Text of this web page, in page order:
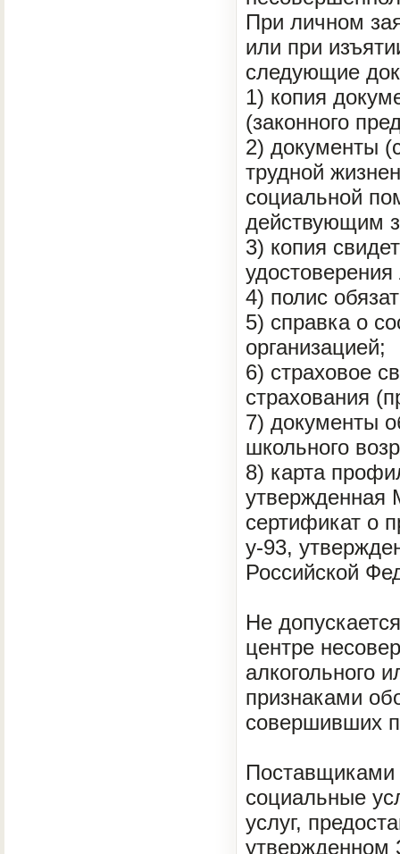
При личном
или при
следующие
1) копия
(законного
2) документы
трудной
социальной
действующим
3) копия
4) полис
5) справка о
организацией;
6) страховое
страхования
7) документы
школьного
8) карта
сертификат о
у-93,
Российской
Не
центре
алкогольного
признаками
совершивших
Поставщиками
социальные
услуг,
утвержденном